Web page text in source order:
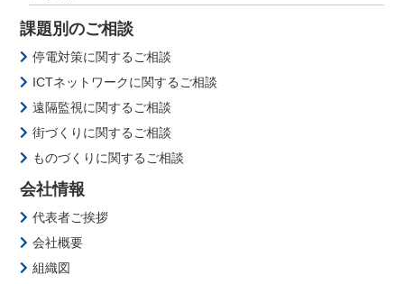
課題別のご相談
停電対策に関するご相談
ICTネットワークに関するご相談
遠隔監視に関するご相談
街づくりに関するご相談
ものづくりに関するご相談
会社情報
代表者ご挨拶
会社概要
組織図